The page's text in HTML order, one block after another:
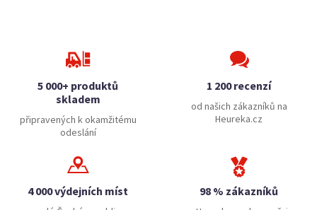
5 000+ produktů
skladem
připravených k okamžitému
odeslání
1 200 recenzí
od našich zákazníků na
Heureka.cz
4 000 výdejních míst 98 % zákazníků